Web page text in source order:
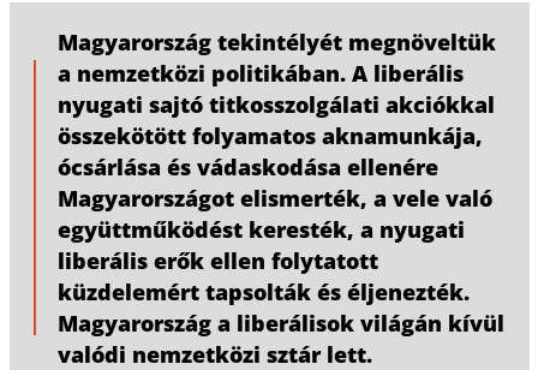
Magyarország tekintélyét megnöveltük
a nemzetközi politikában. A liberális
nyugati sajtó titkosszolgálati akciókkal
összekötött folyamatos aknamunkája,
ócsárlása és vádaskodása ellenére
Magyarországot elismerték, a vele való
együttműködést keresték, a nyugati
liberális erők ellen folytatott
küzdelemért tapsolták és éljenezték.
Magyarország a liberálisok világán kívül
valódi nemzetközi sztár lett.